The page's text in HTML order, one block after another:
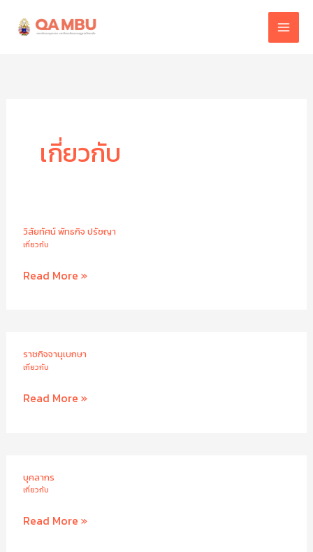
เกี่ยวกับ
วิสัยทัศน์ พัทธกิจ ปรัชญา
เกี่ยวกับ
วิสัย
Read More »
ราชกิจจานุเบกษา
เกี่ยวกับ
ราช
Read More »
บุคลากร
เกี่ยวกับ
บุคลากร
Read More »